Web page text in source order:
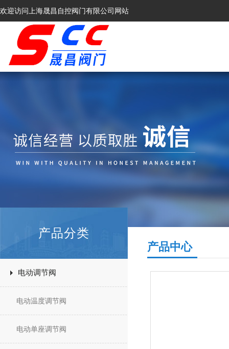
欢迎访问上海晟昌自控阀门有限公司网站
产品分类
电动调节阀
电动温度调节阀
电动单座调节阀
产品中心